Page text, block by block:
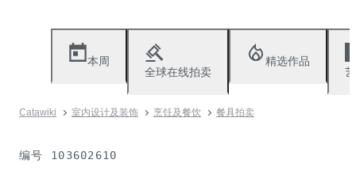
本周
全球在线拍卖
精选作品
Catawiki 室内设计及装饰 烹饪及餐饮 餐具拍卖
编号 103602610